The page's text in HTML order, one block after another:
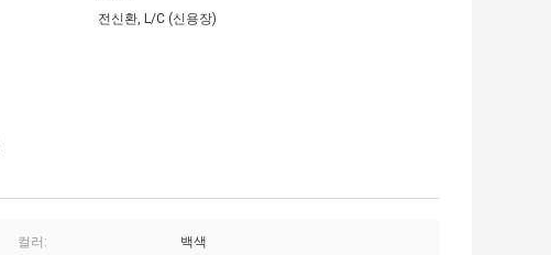
전신환, L/C (신용장)
컬러: 백색